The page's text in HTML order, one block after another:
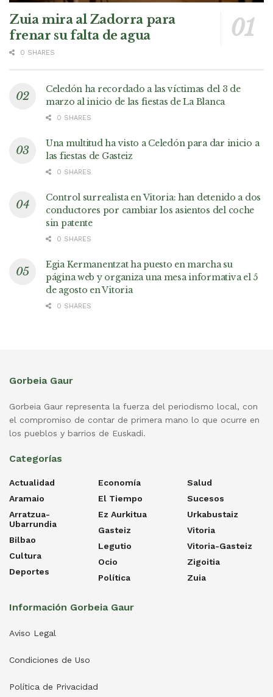
Zuia mira al Zadorra para
frenar su falta de agua
0 SHARES
Celedón ha recordado a las víctimas del 3 de
marzo al inicio de las fiestas de La Blanca
0 SHARES
Una multitud ha visto a Celedón para dar inicio a
las fiestas de Gasteiz
0 SHARES
Control surrealista en Vitoria: han detenido a dos
conductores por cambiar los asientos del coche
sin patente
0 SHARES
Egia Kermanentzat ha puesto en marcha su
página web y organiza una mesa informativa el 5
de agosto en Vitoria
0 SHARES
Gorbeia Gaur
Gorbeia Gaur representa la fuerza del periodismo local, con
el compromiso de contar de primera mano lo que ocurre en
los pueblos y barrios de Euskadi.
Categorías
Actualidad
Aramaio
Arratzua-
Ubarrundia
Bilbao
Cultura
Deportes
Economía
El Tiempo
Ez Aurkitua
Gasteiz
Legutio
Ocio
Política
Salud
Sucesos
Urkabustaiz
Vitoria
Vitoria-Gasteiz
Zigoitia
Zuia
Información Gorbeia Gaur
Aviso Legal
Condiciones de Uso
Política de Privacidad